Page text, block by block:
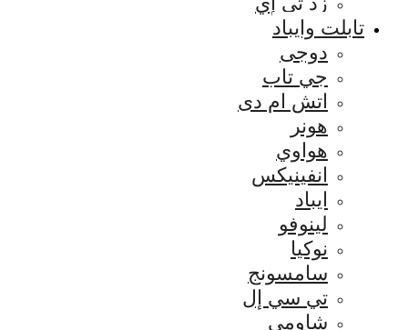
تابلت وايباد
دوجى
جي تاب
اتش ام دى
هونر
هواوي
انفينيكس
ايباد
لينوفو
نوكيا
سامسونج
تي سي إل
شاومي